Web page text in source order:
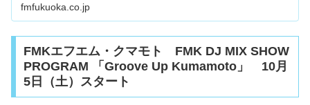
fmfukuoka.co.jp
FMKエフエム・クマモト FMK DJ MIX SHOW
PROGRAM 「Groove Up Kumamoto」 10月
5日（土）スタート